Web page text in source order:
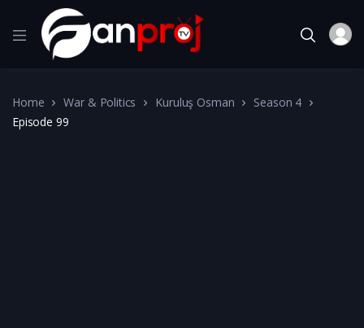
Home War & Politics Kuruluş Osman
Season 4
Episode 99